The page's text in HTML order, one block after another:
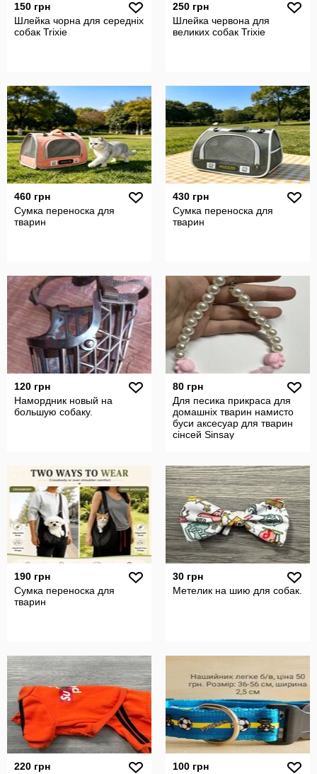
150 грн
Шлейка чорна для середніх
собак Trixie
250 грн
Шлейка червона для
великих собак Trixie
460 грн
Сумка переноска для
тварин
430 грн
Сумка переноска для
тварин
120 грн
Намордник новый на
большую собаку.
80 грн
Для песика прикраса для
домашніх тварин намисто
буси аксесуар для тварин
сінсей Sinsay
190 грн
Сумка переноска для
тварин
30 грн
Метелик на шию для собак.
220 грн
100 грн